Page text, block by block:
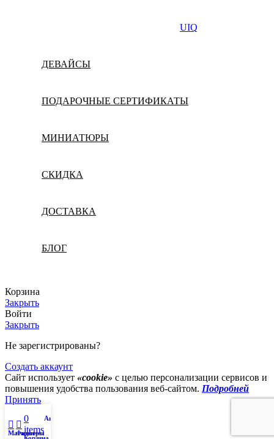
UIQ
ДЕВАЙСЫ
ПОДАРОЧНЫЕ СЕРТИФИКАТЫ
МИНИАТЮРЫ
СКИДКА
ДОСТАВКА
БЛОГ
Корзина
Закрыть
Войти
Закрыть
Не зарегистрированы?
Создать аккаунт
Сайт использует «cookie» с целью персонализации сервисов и
повышения удобства пользования веб-сайтом. Подробней
Принять
Магазин
Фильтры
0
items
Корзина
Аккаунт